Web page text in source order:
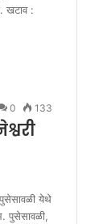
खटाव :
0 133
येथे
पुसेसावळी,